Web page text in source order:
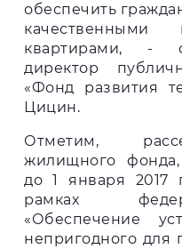
обеспечить
качественными
квартирами, -
директор
«Фонд развития
Цицин.
Отметим,
жилищного
до 1 января 2017
рамках
«Обеспечение
непригодного